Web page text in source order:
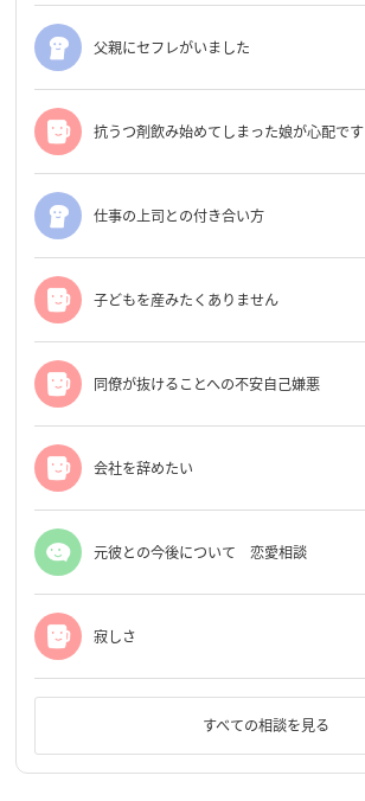
父親にセフレがいました
抗うつ剤飲み始めてしまった娘が心配です
仕事の上司との付き合い方
子どもを産みたくありません
同僚が抜けることへの不安自己嫌悪
会社を辞めたい
元彼との今後について 恋愛相談
寂しさ
すべての相談を見る